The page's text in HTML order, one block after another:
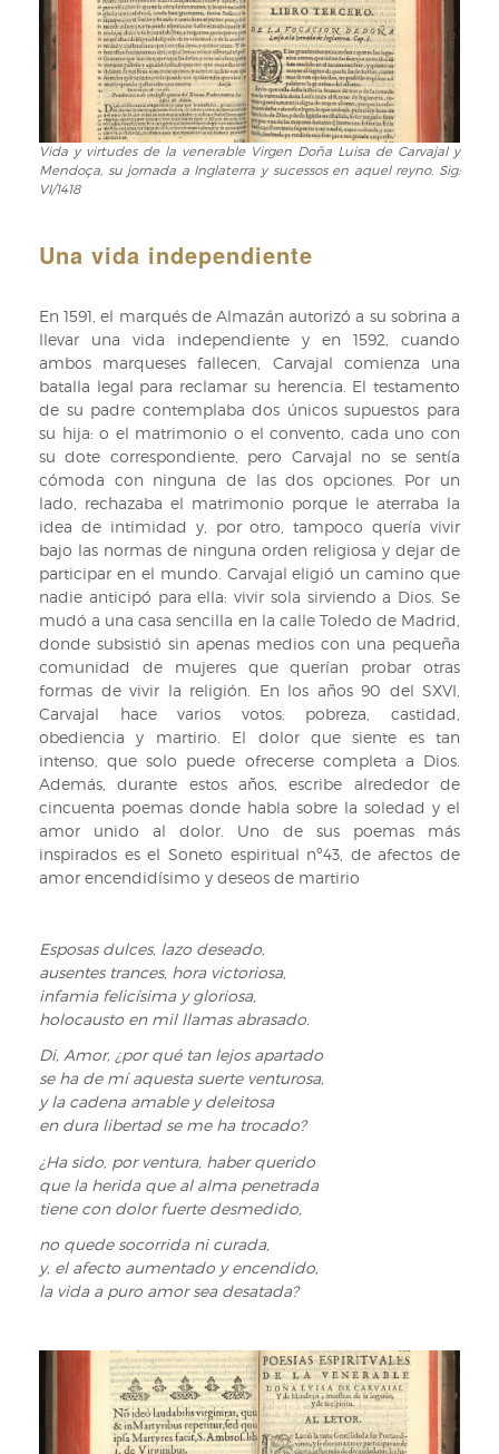
Sig:
VI/1418
Luisa
de
Carvajal
Mendoça,
su
jornada
a
Inglaterra
sucessos
reyno.
Sig:
VI/1418
Vida
y
virtudes
la
Doña
Luisa
de
Carvajal
y
Mendoça,
su
jornada
a
Inglaterra
y
sucessos
en
aquel
reyno.
Sig:
VI/1418
Vida y virtudes de la venerable Virgen Doña Luisa de Carvajal y
Mendoça, su jornada a Inglaterra y sucessos en aquel reyno. Sig:
VI/1418
Una vida independiente
En 1591, el marqués de Almazán autorizó a su sobrina a
llevar una vida independiente y en 1592, cuando
ambos marqueses fallecen, Carvajal comienza una
batalla legal para reclamar su herencia. El testamento
de su padre contemplaba dos únicos supuestos para
su hija: o el matrimonio o el convento, cada uno con
su dote correspondiente, pero Carvajal no se sentía
cómoda con ninguna de las dos opciones. Por un
lado, rechazaba el matrimonio porque le aterraba la
idea de intimidad y, por otro, tampoco quería vivir
bajo las normas de ninguna orden religiosa y dejar de
participar en el mundo. Carvajal eligió un camino que
nadie anticipó para ella: vivir sola sirviendo a Dios. Se
mudó a una casa sencilla en la calle Toledo de Madrid,
donde subsistió sin apenas medios con una pequeña
comunidad de mujeres que querían probar otras
formas de vivir la religión. En los años 90 del SXVI,
Carvajal hace varios votos: pobreza, castidad,
obediencia y martirio. El dolor que siente es tan
intenso, que solo puede ofrecerse completa a Dios.
Además, durante estos años, escribe alrededor de
cincuenta poemas donde habla sobre la soledad y el
amor unido al dolor. Uno de sus poemas más
inspirados es el Soneto espiritual nº43, de afectos de
amor encendidísimo y deseos de martirio
Esposas dulces, lazo deseado,
ausentes trances, hora victoriosa,
infamia felicísima y gloriosa,
holocausto en mil llamas abrasado.
Di, Amor, ¿por qué tan lejos apartado
se ha de mí aquesta suerte venturosa,
y la cadena amable y deleitosa
en dura libertad se me ha trocado?
¿Ha sido, por ventura, haber querido
que la herida que al alma penetrada
tiene con dolor fuerte desmedido,
no quede socorrida ni curada,
y, el afecto aumentado y encendido,
la vida a puro amor sea desatada?